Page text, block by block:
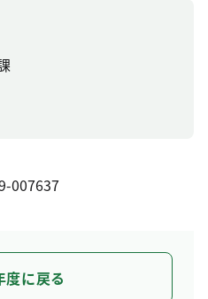
007637
度に戻る